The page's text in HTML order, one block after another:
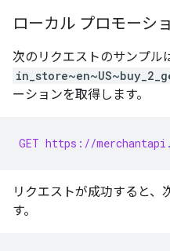
ローカル プロモーシ
次のリクエストのサンプル
ーションを取得します。
GET https://
リクエストが成功すると、
す。